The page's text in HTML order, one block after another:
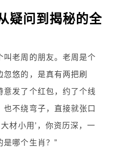
疑问到揭秘的全
叫老周的朋友。老周是个
悠的，是真有两把刷
发了个红包，约了个线
也不绕弯子，直接就张口
材小用’，你资历深，一
是哪个生肖？”